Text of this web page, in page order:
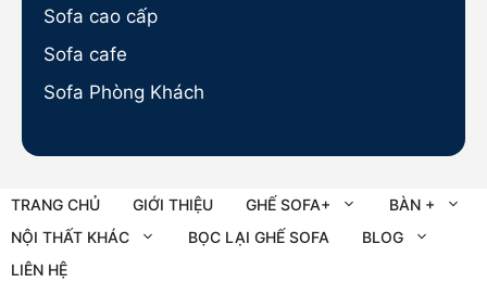
Sofa cao cấp
Sofa cafe
Sofa Phòng Khách
TRANG CHỦ GIỚI THIỆU GHẾ SOFA+
BÀN +
NỘI THẤT KHÁC
BỌC LẠI GHẾ SOFA
BLOG
LIÊN HỆ